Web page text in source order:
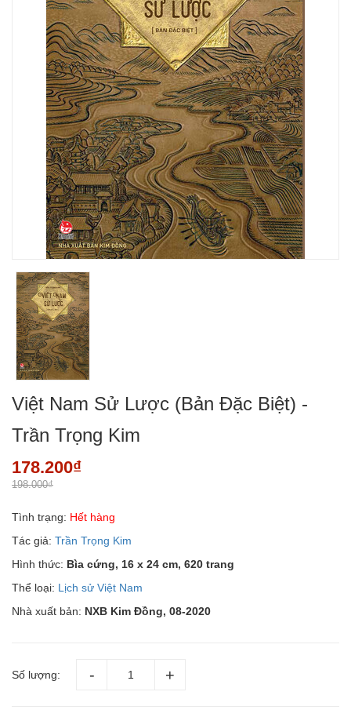
Việt Nam Sử Lược (Bản Đặc Biệt) -
Trần Trọng Kim
178.200₫
198.000₫
Tình trạng: Hết hàng
Tác giả: Trần Trọng Kim
Hình thức: Bìa cứng, 16 x 24 cm, 620 trang
Thể loại: Lịch sử Việt Nam
Nhà xuất bản: NXB Kim Đồng, 08-2020
Số lượng: